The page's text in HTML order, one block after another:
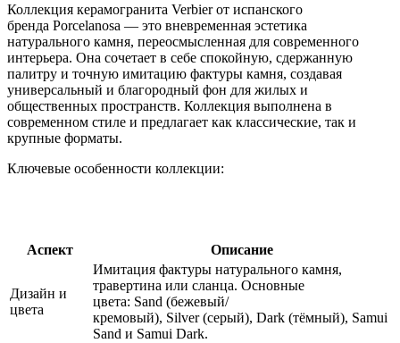
Коллекция керамогранита Verbier от испанского
бренда Porcelanosa — это вневременная эстетика
натурального камня, переосмысленная для современного
интерьера. Она сочетает в себе спокойную, сдержанную
палитру и точную имитацию фактуры камня, создавая
универсальный и благородный фон для жилых и
общественных пространств. Коллекция выполнена в
современном стиле и предлагает как классические, так и
крупные форматы.
Ключевые особенности коллекции:
Аспект Описание
Дизайн и
цвета
Имитация фактуры натурального камня,
травертина или сланца. Основные
цвета: Sand (бежевый/
кремовый), Silver (серый), Dark (тёмный), Samui
Sand и Samui Dark.